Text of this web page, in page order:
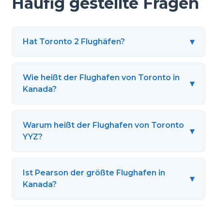
Hat Toronto 2 Flughäfen? ▾
Wie heißt der Flughafen von Toronto in
Kanada?
▾
Warum heißt der Flughafen von Toronto
YYZ?
▾
Ist Pearson der größte Flughafen in
Kanada?
▾